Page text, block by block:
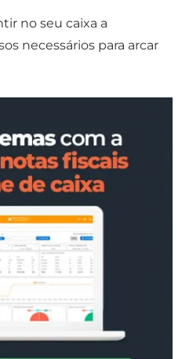
no seu caixa a
necessários para arcar